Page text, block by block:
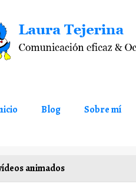
al contenido
Blog Sobre mí
animados